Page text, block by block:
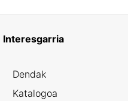
Interesgarria
Dendak
Katalogoa